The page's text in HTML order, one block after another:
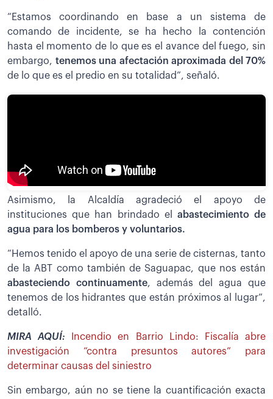
“Estamos coordinando en base a un sistema de
comando de incidente, se ha hecho la contención
hasta el momento de lo que es el avance del fuego, sin
embargo, tenemos una afectación aproximada del 70%
de lo que es el predio en su totalidad”, señaló.
Asimismo, la Alcaldía agradeció el apoyo de
instituciones que han brindado el
abastecimiento de
agua para los bomberos y voluntarios.
“Hemos tenido el apoyo de una serie de cisternas, tanto
de la ABT como también de Saguapac, que nos están
abasteciendo continuamente, además del agua que
tenemos de los hidrantes que están próximos al lugar”,
detalló.
MIRA AQUÍ:
Incendio en Barrio Lindo: Fiscalía abre
investigación “contra presuntos autores” para
determinar causas del siniestro
Sin embargo, aún no se tiene la cuantificación exacta